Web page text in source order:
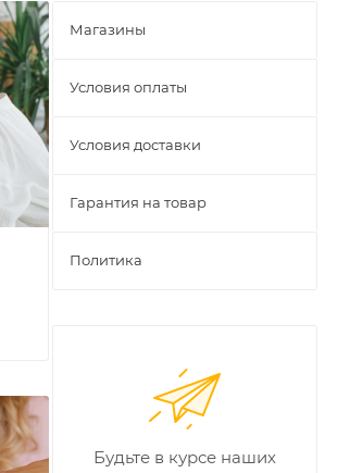
Магазины
Условия оплаты
Условия доставки
Гарантия на товар
Политика
Будьте в курсе наших